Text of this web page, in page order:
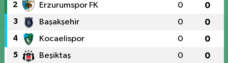
2 Erzurumspor FK 0 0
3 Başakşehir 0 0
4 Kocaelispor 0 0
5 Beşiktaş 0 0